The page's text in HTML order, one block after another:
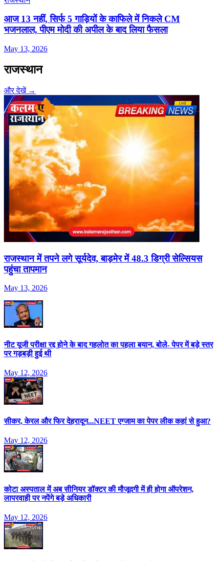
आज 13 नहीं, सिर्फ 5 गाड़ियों के काफिले में न‍िकले CM
भजनलाल, पीएम मोदी की अपील के बाद ल‍िया फैसला
May 13, 2026
राजस्थान
और देखें →
राजस्‍थान में तपने लगे सूर्यदेव, बाड़मेर में 48.3 ड‍िग्री सेल्‍स‍ियस
पहुंचा तापमान
May 13, 2026
नीट यूजी परीक्षा रद्द होने के बाद गहलोत का पहला बयान, बोले- पेपर में बड़े स्तर
पर गड़बड़ी हुई थी
May 12, 2026
सीकर, केरल और फिर देहरादून...NEET एग्जाम का पेपर लीक कहां से हुआ?
May 12, 2026
कोटा अस्पताल में अब सीनियर डॉक्टर की मौजूदगी में ही होगा ऑपरेशन,
लापरवाही पर नपेंगे बड़े अधिकारी
May 12, 2026